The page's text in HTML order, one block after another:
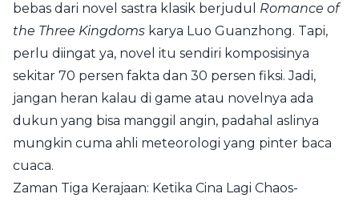
bebas dari novel sastra klasik berjudul Romance of
the Three Kingdoms karya Luo Guanzhong. Tapi,
perlu diingat ya, novel itu sendiri komposisinya
sekitar 70 persen fakta dan 30 persen fiksi. Jadi,
jangan heran kalau di game atau novelnya ada
dukun yang bisa manggil angin, padahal aslinya
mungkin cuma ahli meteorologi yang pinter baca
cuaca.
Zaman Tiga Kerajaan: Ketika Cina Lagi Chaos-